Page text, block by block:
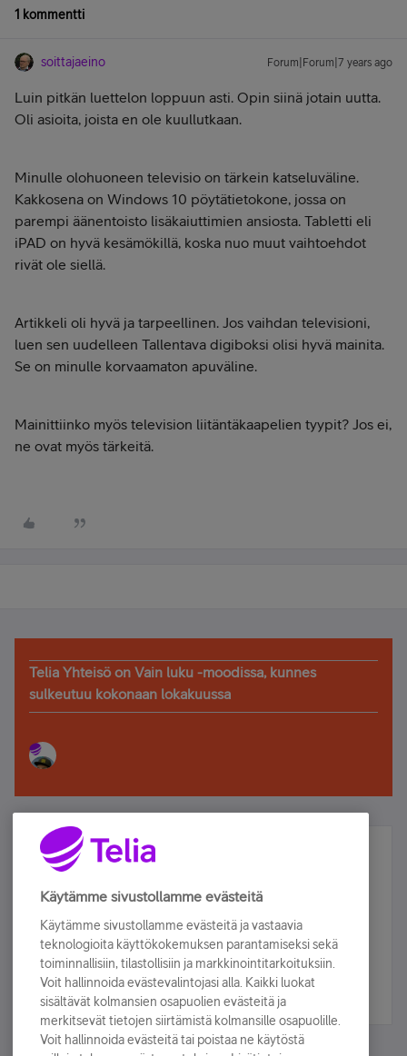
1 kommentti
soittajaeino Forum|Forum|7 years ago
Luin pitkän luettelon loppuun asti. Opin siinä jotain uutta.
Oli asioita, joista en ole kuullutkaan.
Minulle olohuoneen televisio on tärkein katseluväline.
Kakkosena on Windows 10 pöytätietokone, jossa on
parempi äänentoisto lisäkaiuttimien ansiosta. Tabletti eli
iPAD on hyvä kesämökillä, koska nuo muut vaihtoehdot
rivät ole siellä.
Artikkeli oli hyvä ja tarpeellinen. Jos vaihdan televisioni,
luen sen uudelleen Tallentava digiboksi olisi hyvä mainita.
Se on minulle korvaamaton apuväline.
Mainittiinko myös television liitäntäkaapelien tyypit? Jos ei,
ne ovat myös tärkeitä.
Telia Yhteisö on Vain luku -moodissa, kunnes
sulkeutuu kokonaan lokakuussa
Älä jää paitsi – osallistu ja voita!
Tilaa Telian uutiskirje ja olet mukana arvonnassa.
sähköpostiisi.
Tilaa nyt
Käytämme sivustollamme evästeitä
Käytämme sivustollamme evästeitä ja vastaavia
teknologioita käyttökokemuksen parantamiseksi sekä
toiminnallisiin, tilastollisiin ja markkinointitarkoituksiin.
Voit hallinnoida evästevalintojasi alla. Kaikki luokat
sisältävät kolmansien osapuolien evästeitä ja
merkitsevät tietojen siirtämistä kolmansille osapuolille.
Voit hallinnoida evästeitä tai poistaa ne käytöstä